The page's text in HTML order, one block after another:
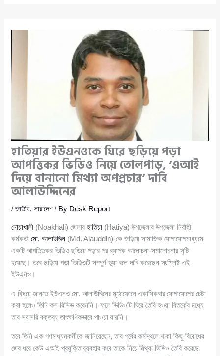
হাতিয়ার ইউএনওকে ঘিরে ছড়িয়ে পড়া
আপত্তিকর ভিডিও নিয়ে তোলপাড়, ‘এআই
দিয়ে বানানো মিথ্যা অপপ্রচার’ দাবি
আলাউদ্দিনের
/জাতীয়,সারাদেশ / By Desk Report
নোয়াখালী (Noakhali) জেলারহাতিয়া (Hatiya) উপজেলার উপজেলা নির্বাহী
কর্মকর্তামো. আলাউদ্দিন (Md. Alauddin)-কে জড়িয়ে সামাজিক যোগাযোগমাধ্যমে
একটি আপত্তিকর ভিডিও ছড়িয়ে পড়ার পর ব্যাপক আলোচনা-সমালোচনার সৃষ্টি
হয়েছে। তবে ছড়িয়ে পড়া ভিডিওটি সম্পূর্ণ ভুয়া বলে দাবি করেছেন সংশ্লিষ্ট এই
ইউএনও।
এ বিষয়ে জানতে ইউএনও মো. আলাউদ্দিনের মুঠোফোনে একাধিকবার যোগাযোগের চেষ্টা
করা হলেও তিনি কল রিসিভ করেননি। ফলে ভিডিওটি ঘিরে তৈরি হওয়া বিতর্কের মধ্যে
তার সরাসরি বক্তব্য তাৎক্ষণিকভাবে পাওয়া যায়নি।
তবে তিনি এক গণমাধ্যমকর্মীকে জানিয়েছেন, তার পূর্বের কর্মস্থলে থাকা কিছু বিরোধের
জের ধরে কেউ এআই প্রযুক্তি ব্যবহার করে তাকে নিয়ে মিথ্যা ভিডিও তৈরি করেছে